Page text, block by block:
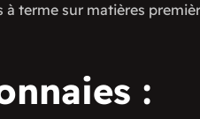
à terme sur matières
: